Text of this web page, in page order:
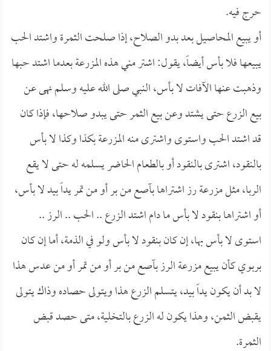
حرج فيه.
أو يبيع المحاصيل بعد بدو الصلاح، إذا صلحت الثمرة واشتد الحب
يبيعها فلا بأس أيضاً، يقول: اشتر مني هذه المزرعة بعدما اشتد حبها
وذهبت عنها الآفات لا بأس، النبي صلى الله عليه وسلم نهى عن
بيع الزرع حتى يشتد وعن بيع الثمر حتى يبدو صلاحها، فإذا كان
قد اشتد الحب واستوى واشترى منه المزرعة بكذا وكذا لا بأس
بالنقود، اشترى بالنقود أو بالطعام الحاضر يسلمه له حتى لا يقع
الربا، مثل مزرعة رز اشتراها بآصع من بر أو من تمر يداً بيد لا بأس،
أو اشتراها بنقود لا بأس ما دام اشتد الزرع .. الحب .. الرز ..
استوى لا بأس بها، إن كان بنقود لا بأس ولو في الذمة، أما إن كان
بربوي كأن يبيع مزرعة الرز بآصع من بر أو من تمر أو من عدس هذا
لا بد أن يكون يداً بيد، يتسلم الزرع هذا ويتولى حصاده وذاك يتولى
يقبض الثمن، وهذا يكون له الزرع بالتخلية، متى حصد قبض
الثمرة.